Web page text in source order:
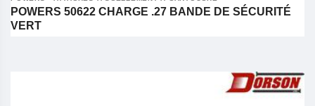
POWERS 50622 CHARGE .27 BANDE DE SÉCURITÉ
VERT